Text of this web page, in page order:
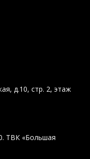
д.10, стр. 2, этаж
ТВК «Большая